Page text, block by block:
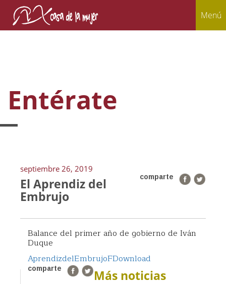
Menú
Entérate
septiembre 26, 2019
comparte
El Aprendiz del
Embrujo
Balance del primer año de gobierno de Iván
Duque
AprendizdelEmbrujoFDownload
comparte Más noticias